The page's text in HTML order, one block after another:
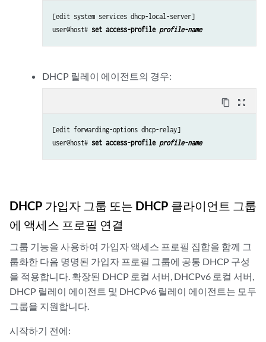
[edit system services dhcp-local-server]
user@host# set access-profile profile-name
DHCP 릴레이 에이전트의 경우:
content_copy zoom_out_map
[edit forwarding-options dhcp-relay]
user@host# set access-profile profile-name
DHCP 가입자 그룹 또는 DHCP 클라이언트 그룹
에 액세스 프로필 연결
그룹 기능을 사용하여 가입자 액세스 프로필 집합을 함께 그
룹화한 다음 명명된 가입자 프로필 그룹에 공통 DHCP 구성
을 적용합니다. 확장된 DHCP 로컬 서버, DHCPv6 로컬 서버,
DHCP 릴레이 에이전트 및 DHCPv6 릴레이 에이전트는 모두
그룹을 지원합니다.
시작하기 전에: